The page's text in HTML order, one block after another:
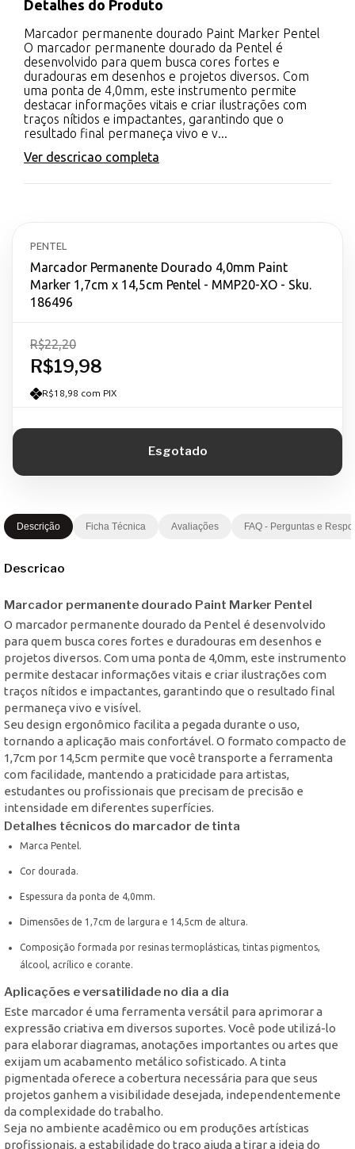
Detalhes do Produto
Marcador permanente dourado Paint Marker Pentel
O marcador permanente dourado da Pentel é
desenvolvido para quem busca cores fortes e
duradouras em desenhos e projetos diversos. Com
uma ponta de 4,0mm, este instrumento permite
destacar informações vitais e criar ilustrações com
traços nítidos e impactantes, garantindo que o
resultado final permaneça vivo e v...
Ver descricao completa
PENTEL
Marcador Permanente Dourado 4,0mm Paint
Marker 1,7cm x 14,5cm Pentel - MMP20-XO - Sku.
186496
R$19,98
R$22,20
R$18,98 com PIX
Descrição Ficha Técnica Avaliações FAQ - Perguntas e
Descricao
Marcador permanente dourado Paint Marker Pentel
O marcador permanente dourado da Pentel é desenvolvido
para quem busca cores fortes e duradouras em desenhos e
projetos diversos. Com uma ponta de 4,0mm, este instrumento
permite destacar informações vitais e criar ilustrações com
traços nítidos e impactantes, garantindo que o resultado final
permaneça vivo e visível.
Seu design ergonômico facilita a pegada durante o uso,
tornando a aplicação mais confortável. O formato compacto de
1,7cm por 14,5cm permite que você transporte a ferramenta
com facilidade, mantendo a praticidade para artistas,
estudantes ou profissionais que precisam de precisão e
intensidade em diferentes superfícies.
Detalhes técnicos do marcador de tinta
Marca Pentel.
Cor dourada.
Espessura da ponta de 4,0mm.
Dimensões de 1,7cm de largura e 14,5cm de altura.
Composição formada por resinas termoplásticas, tintas pigmentos,
álcool, acrílico e corante.
Aplicações e versatilidade no dia a dia
Este marcador é uma ferramenta versátil para aprimorar a
expressão criativa em diversos suportes. Você pode utilizá-lo
para elaborar diagramas, anotações importantes ou artes que
exijam um acabamento metálico sofisticado. A tinta
pigmentada oferece a cobertura necessária para que seus
projetos ganhem a visibilidade desejada, independentemente
da complexidade do trabalho.
Seja no ambiente acadêmico ou em produções artísticas
profissionais, a estabilidade do traço ajuda a tirar a ideia do